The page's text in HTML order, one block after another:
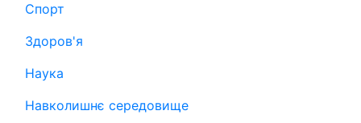
Спорт
Здоров'я
Наука
Навколишнє середовище